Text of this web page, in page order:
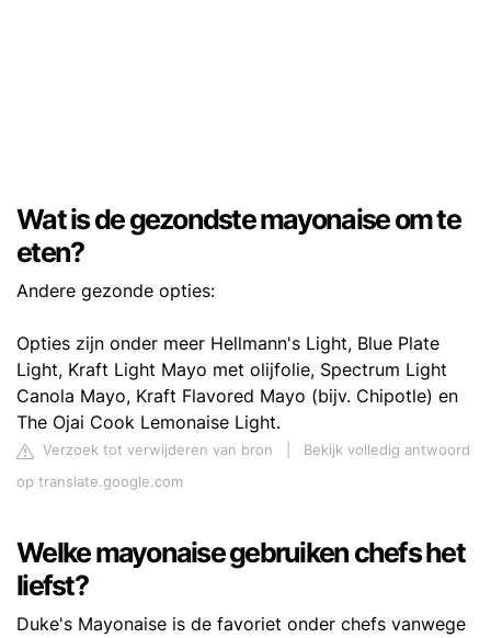
Wat is de gezondste mayonaise om te
eten?
Andere gezonde opties:
Opties zijn onder meer Hellmann's Light, Blue Plate
Light, Kraft Light Mayo met olijfolie, Spectrum Light
Canola Mayo, Kraft Flavored Mayo (bijv. Chipotle) ​​en
The Ojai Cook Lemonaise Light.
Verzoek tot verwijderen van bron
Bekijk volledig antwoord
op translate.google.com
Welke mayonaise gebruiken chefs het
liefst?
Duke's Mayonaise is de favoriet onder chefs vanwege